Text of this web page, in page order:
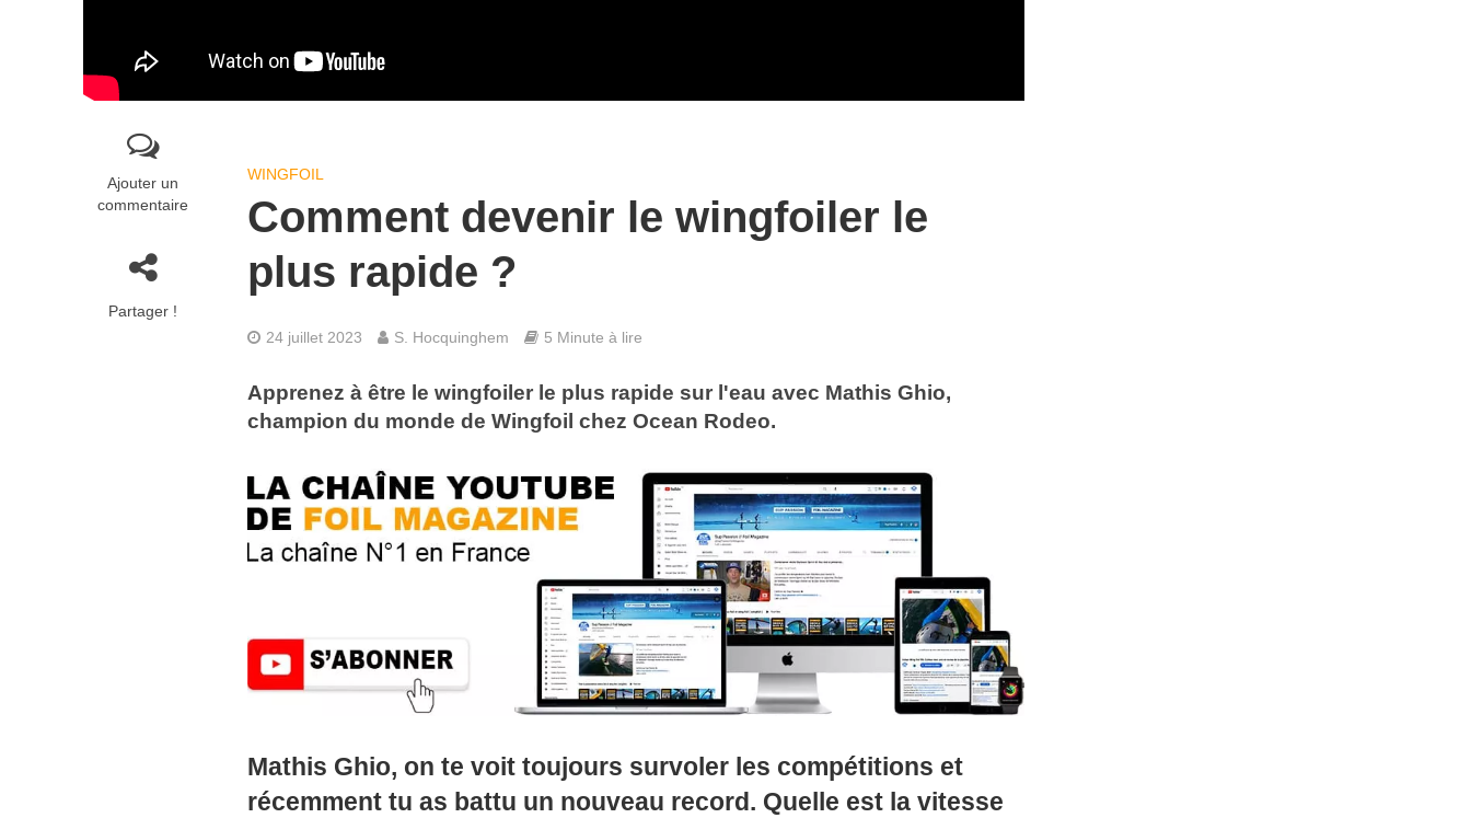
Ajouter un
commentaire
Partager !
WINGFOIL
Comment devenir le wingfoiler le
plus rapide ?
24 juillet 2023 S. Hocquinghem 5 Minute à lire
Apprenez à être le wingfoiler le plus rapide sur l'eau avec Mathis Ghio,
champion du monde de Wingfoil chez Ocean Rodeo.
Mathis Ghio, on te voit toujours survoler les compétitions et
récemment tu as battu un nouveau record. Quelle est la vitesse